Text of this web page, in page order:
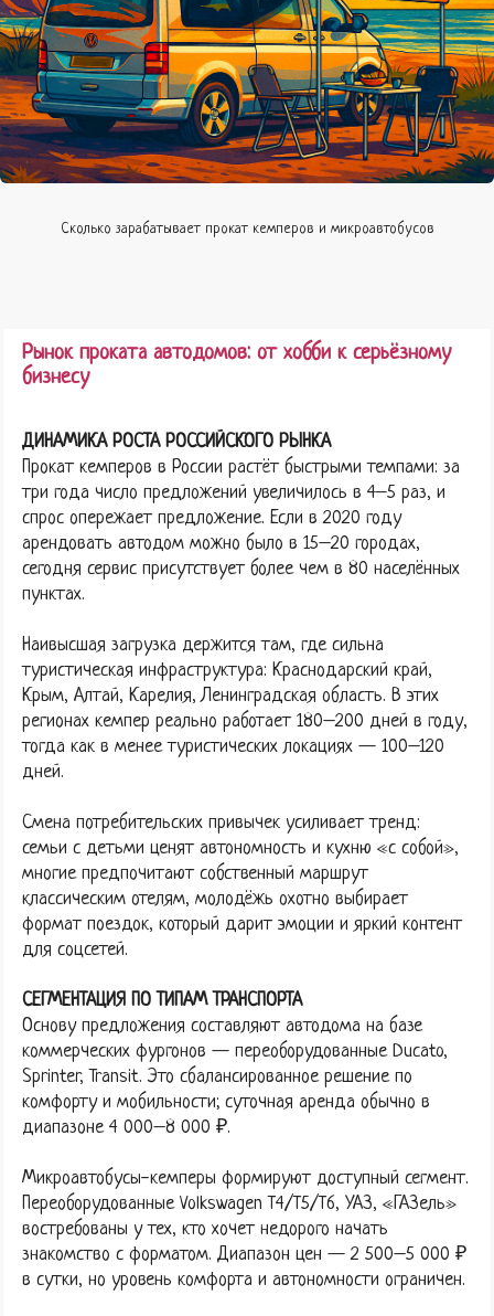
Сколько зарабатывает прокат кемперов и микроавтобусов
Рынок проката автодомов: от хобби к серьёзному
бизнесу
ДИНАМИКА РОСТА РОССИЙСКОГО РЫНКА
Прокат кемперов в России растёт быстрыми темпами: за
три года число предложений увеличилось в 4–5 раз, и
спрос опережает предложение. Если в 2020 году
арендовать автодом можно было в 15–20 городах,
сегодня сервис присутствует более чем в 80 населённых
пунктах.
Наивысшая загрузка держится там, где сильна
туристическая инфраструктура: Краснодарский край,
Крым, Алтай, Карелия, Ленинградская область. В этих
регионах кемпер реально работает 180–200 дней в году,
тогда как в менее туристических локациях — 100–120
дней.
Смена потребительских привычек усиливает тренд:
семьи с детьми ценят автономность и кухню «с собой»,
многие предпочитают собственный маршрут
классическим отелям, молодёжь охотно выбирает
формат поездок, который дарит эмоции и яркий контент
для соцсетей.
СЕГМЕНТАЦИЯ ПО ТИПАМ ТРАНСПОРТА
Основу предложения составляют автодома на базе
коммерческих фургонов — переоборудованные Ducato,
Sprinter, Transit. Это сбалансированное решение по
комфорту и мобильности; суточная аренда обычно в
диапазоне 4 000–8 000 ₽.
Микроавтобусы-кемперы формируют доступный сегмент.
Переоборудованные Volkswagen T4/T5/T6, УАЗ, «ГАЗель»
востребованы у тех, кто хочет недорого начать
знакомство с форматом. Диапазон цен — 2 500–5 000 ₽
в сутки, но уровень комфорта и автономности ограничен.